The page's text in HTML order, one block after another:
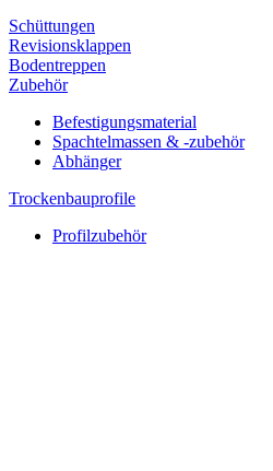
Schüttungen
Revisionsklappen
Bodentreppen
Zubehör
Befestigungsmaterial
Spachtelmassen & -zubehör
Abhänger
Trockenbauprofile
Profilzubehör